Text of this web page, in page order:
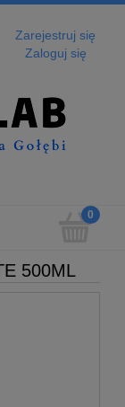
Zarejestruj się
Zaloguj się
500ML